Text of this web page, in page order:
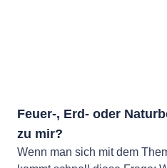
Feuer-, Erd- oder
zu mir?
Wenn man sich mit dem